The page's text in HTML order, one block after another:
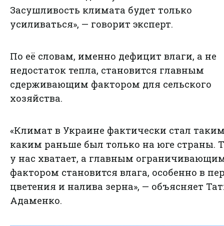
Засушливость климата будет только
усиливаться», — говорит эксперт.
По её словам, именно дефицит влаги, а не
недостаток тепла, становится главным
сдерживающим фактором для сельского
хозяйства.
«Климат в Украине фактически стал
каким раньше был только на юге страны.
у нас хватает, а главным
фактором становится влага, особенно в
цветения и налива зерна», — объясняет
Адаменко.